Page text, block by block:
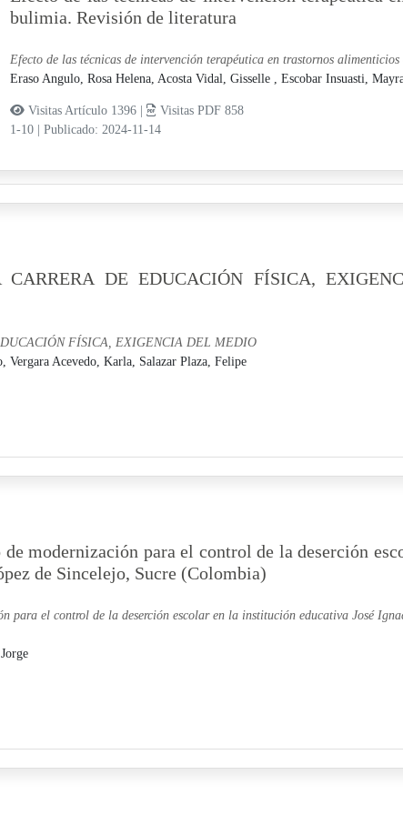
bulimia. Revisión de literatura
Efecto de las técnicas de intervención terapéutica en trastornos
Eraso Angulo, Rosa Helena, Acosta Vidal, Gisselle , Escobar Insuasti,
Visitas Artículo 1396 |
Visitas PDF 858
1-10
Publicado: 2024-11-14
DE EDUCACIÓN FÍSICA,
FÍSICA, EXIGENCIA DEL MEDIO
Vergara Acevedo, Karla, Salazar Plaza, Felipe
modernización para el control de la deserción
de Sincelejo, Sucre (Colombia)
para el control de la deserción escolar en la institución educativa José